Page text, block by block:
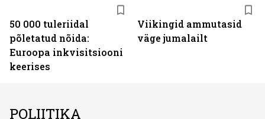
50 000 tuleriidal
põletatud nõida:
Euroopa inkvisitsiooni
keerises
Viikingid ammutasid
väge jumalailt
POLIITIKA